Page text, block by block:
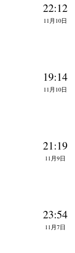
22:12
11月10日
19:14
11月10日
21:19
11月9日
23:54
11月7日